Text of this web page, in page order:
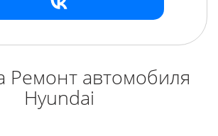
Ремонт автомобиля
Hyundai